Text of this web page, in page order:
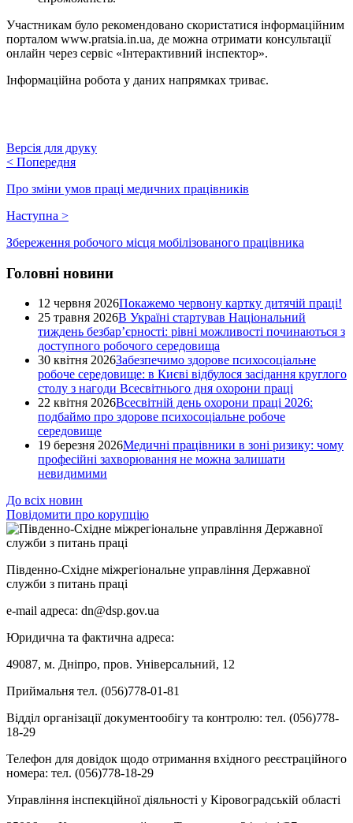
Участникам було рекомендовано скористатися інформаційним
порталом www.pratsia.in.ua, де можна отримати консультації
онлайн через сервіс «Інтерактивний інспектор».
Інформаційна робота у даних напрямках триває.
Версія для друку
< Попередня
Про зміни умов праці медичних працівників
Наступна >
Збереження робочого місця мобілізованого працівника
Головні новини
12 червня 2026Покажемо червону картку дитячій праці!
25 травня 2026В Україні стартував Національний
тиждень безбар’єрності: рівні можливості починаються з
доступного робочого середовища
30 квітня 2026Забезпечимо здорове психосоціальне
робоче середовище: в Києві відбулося засідання круглого
столу з нагоди Всесвітнього дня охорони праці
22 квітня 2026Всесвітній день охорони праці 2026:
подбаймо про здорове психосоціальне робоче
середовище
19 березня 2026Медичні працівники в зоні ризику: чому
професійні захворювання не можна залишати
невидимими
До всіх новин
Повідомити про корупцію
Південно-Східне міжрегіональне управління Державної
служби з питань праці
e-mail адреса: dn@dsp.gov.ua
Юридична та фактична адреса:
49087, м. Дніпро, пров. Універсальний, 12
Приймальня тел. (056)778-01-81
Відділ організації документообігу та контролю: тел. (056)778-
18-29
Телефон для довідок щодо отримання вхідного реєстраційного
номера: тел. (056)778-18-29
Управління інспекційної діяльності у Кіровоградській області